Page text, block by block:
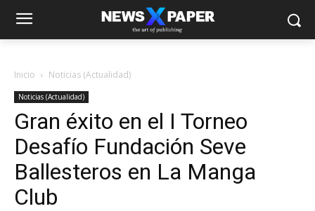
Inicio Noticias (Actualidad)
Noticias (Actualidad)
Gran éxito en el I Torneo
Desafío Fundación Seve
Ballesteros en La Manga
Club